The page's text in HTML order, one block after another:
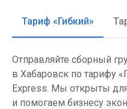
Тариф «Гибкий»
Отправляйте сборный
в Хабаровск по тарифу
Express. Мы открыты
и помогаем бизнесу